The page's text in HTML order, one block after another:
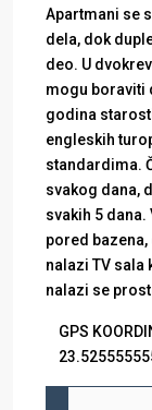
Apartmani se
dela, dok
deo. U
mogu boraviti
godina
engleskih
standardima.
svakog dana,
svakih 5
pored
nalazi TV sala
nalazi se
GPS